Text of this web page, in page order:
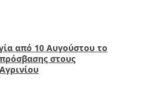
από 10 Αυγούστου το
στους